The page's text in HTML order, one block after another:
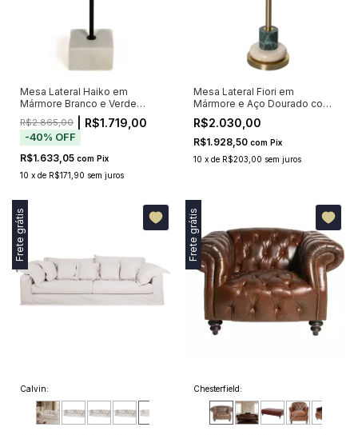
Mesa Lateral Haiko em
Mármore Branco e Verde
R$2.865,00 | R$1.719,00
-40% OFF
R$1.633,05 com Pix
10 x de R$171,90 sem juros
Mesa Lateral Fiori em
Mármore e Aço Dourado com
Base Escultural 60cm
R$2.030,00
R$1.928,50 com Pix
10 x de R$203,00 sem juros
Frete grátis
Calvin:
Frete grátis
Chesterfield: